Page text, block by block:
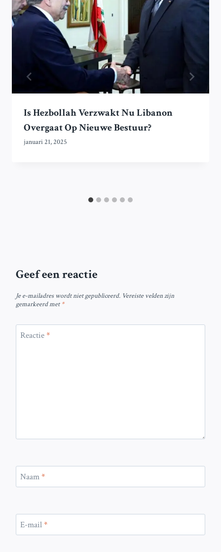
Is Hezbollah Verzwakt Nu Libanon
Overgaat Op Nieuwe Bestuur?
januari 21, 2025
Geef een reactie
Je e-mailadres wordt niet gepubliceerd. Vereiste velden zijn
gemarkeerd met*
Reactie*
Naam*
E-mail*